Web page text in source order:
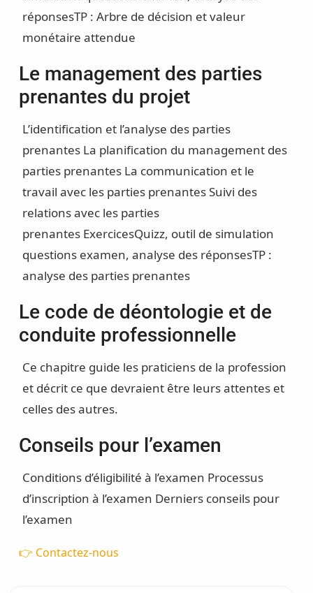
réponsesTP : Arbre de décision et valeur
monétaire attendue
Le management des parties
prenantes du projet
L’identification et l’analyse des parties
prenantes La planification du management des
parties prenantes La communication et le
travail avec les parties prenantesSuivi des
relations avec les parties
prenantes ExercicesQuizz, outil de simulation
questions examen, analyse des réponsesTP :
analyse des parties prenantes
Le code de déontologie et de
conduite professionnelle
Ce chapitre guide les praticiens de la profession
et décrit ce que devraient être leurs attentes et
celles des autres.
Conseils pour l’examen
Conditions d’éligibilité à l’examen Processus
d’inscription à l’examen Derniers conseils pour
l’examen
👉 Contactez-nous